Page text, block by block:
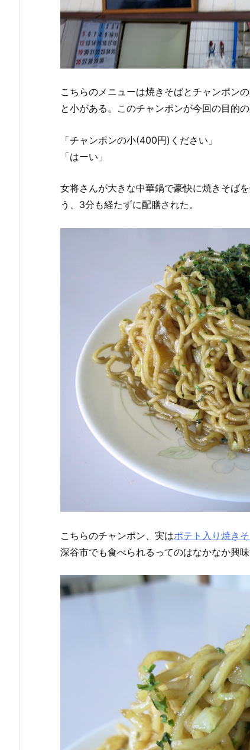
こちらのメニューは焼きそばとチャンポン
と小がある。このチャンポンが今回の目的の
「チャンポンの小(400円)ください」
「はーい」
女将さんが大きな中華鍋で豪快に焼きそば
う、3分も経たずに配膳された。
こちらのチャンポン、実はポテト入り焼き
深谷市でも食べられるってのはなかなか興味